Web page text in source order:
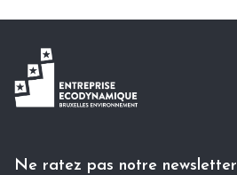
Ne ratez pas notre newsletter